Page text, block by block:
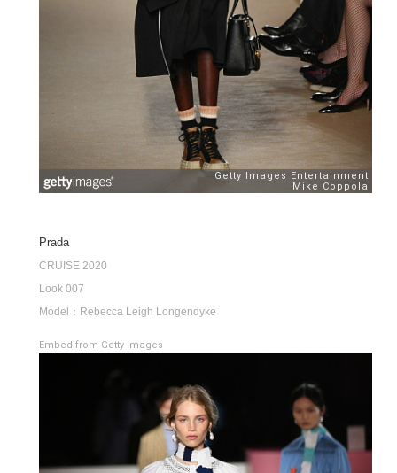
Prada
CRUISE 2020
Look 007
Model：Rebecca Leigh Longendyke
Embed from Getty Images